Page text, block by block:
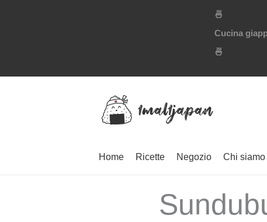
🍜
Cucina
🍜
Home Ricette Negozio Chi siamo